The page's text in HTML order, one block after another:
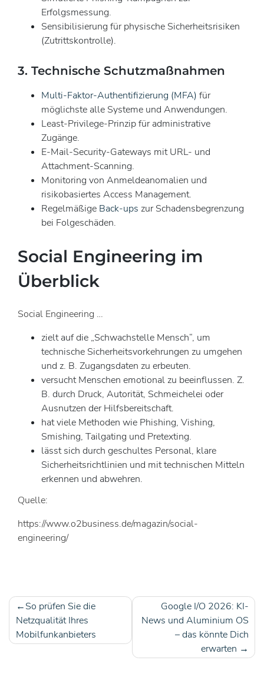
Erfolgsmessung.
Sensibilisierung für physische Sicherheitsrisiken
(Zutrittskontrolle).
3. Technische Schutzmaßnahmen
Multi-Faktor-Authentifizierung (MFA) für
möglichste alle Systeme und Anwendungen.
Least-Privilege-Prinzip für administrative
Zugänge.
E-Mail-Security-Gateways mit URL- und
Attachment-Scanning.
Monitoring von Anmeldeanomalien und
risikobasiertes Access Management.
Regelmäßige Back-ups zur Schadensbegrenzung
bei Folgeschäden.
Social Engineering im
Überblick
Social Engineering …
zielt auf die „Schwachstelle Mensch“, um
technische Sicherheitsvorkehrungen zu umgehen
und z. B. Zugangsdaten zu erbeuten.
versucht Menschen emotional zu beeinflussen. Z.
B. durch Druck, Autorität, Schmeichelei oder
Ausnutzen der Hilfsbereitschaft.
hat viele Methoden wie Phishing, Vishing,
Smishing, Tailgating und Pretexting.
lässt sich durch geschultes Personal, klare
Sicherheitsrichtlinien und mit technischen Mitteln
erkennen und abwehren.
Quelle:
https://www.o2business.de/magazin/social-
engineering/
Beitragsnavigation
So prüfen Sie die
Netzqualität Ihres
Mobilfunkanbieters
Google I/O 2026: KI-
News und Aluminium OS
– das könnte Dich
erwarten